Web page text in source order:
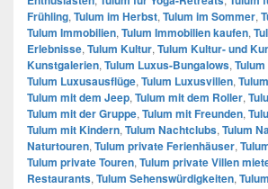
Frühling, Tulum im Herbst, Tulum im Sommer,
Tulum Immobilien, Tulum Immobilien kaufen,
Erlebnisse, Tulum Kultur, Tulum Kultur- und
Kunstgalerien, Tulum Luxus-Bungalows,
Tulum Luxusausflüge, Tulum Luxusvillen,
Tulum mit dem Jeep, Tulum mit dem Roller,
Tulum mit der Gruppe, Tulum mit Freunden,
Tulum mit Kindern, Tulum Nachtclubs, Tulum
Naturtouren, Tulum private Ferienhäuser,
Tulum private Touren, Tulum private Villen
Restaurants, Tulum Sehenswürdigkeiten,